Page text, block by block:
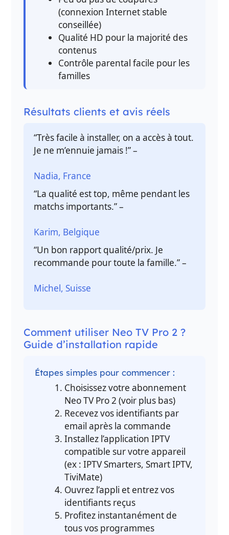
(connexion Internet stable
conseillée)
Qualité HD pour la majorité des
contenus
Contrôle parental facile pour les
familles
Résultats clients et avis réels
“Très facile à installer, on a accès à tout.
Je ne m’ennuie jamais !” –
Nadia, France
“La qualité est top, même pendant les
matchs importants.” –
Karim, Belgique
“Un bon rapport qualité/prix. Je
recommande pour toute la famille.” –
Michel, Suisse
Comment utiliser Neo TV Pro 2 ?
Guide d’installation rapide
Étapes simples pour commencer :
Choisissez votre abonnement
Neo TV Pro 2 (voir plus bas)
Recevez vos identifiants par
email après la commande
Installez l’application IPTV
compatible sur votre appareil
(ex : IPTV Smarters, Smart IPTV,
TiviMate)
Ouvrez l’appli et entrez vos
identifiants reçus
Profitez instantanément de
tous vos programmes